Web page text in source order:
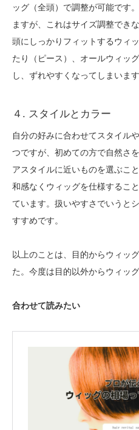
ッグ（全頭）で調整が可能です
ますが、これはサイズ調整でき
頭にしっかりフィットするウィ
たり（ピース）、オールウィッ
し、ずれやすくなってしまいます
４. スタイルとカラー
自分の好みに合わせてスタイル
つですが、初めての方で自然さ
アスタイルに近いものを選ぶこ
和感なくウィッグを仕様するこ
ています。扱いやすさでいうと
すすめです。
以上のことは、目的からウィッ
た。今度は目的以外からウィッ
合わせて読みたい